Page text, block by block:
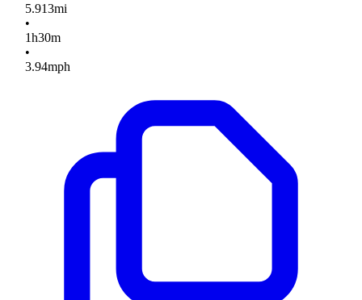
5.913mi
•
1h30m
•
3.94mph